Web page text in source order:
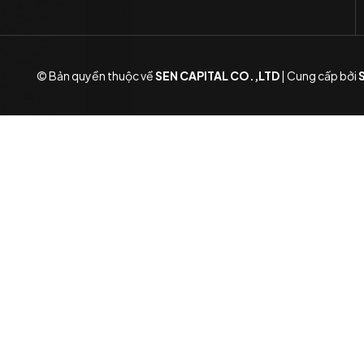
© Bản quyền thuộc vềSEN CAPITAL CO.,LTD| Cung cấp bởi